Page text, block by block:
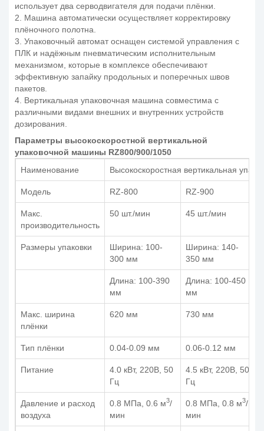
использует два серводвигателя для подачи плёнки.
2. Машина автоматически осуществляет корректировку
плёночного полотна.
3. Упаковочный автомат оснащен системой управления с
ПЛК и надёжным пневматическим исполнительным
механизмом, которые в комплексе обеспечивают
эффективную запайку продольных и поперечных швов
пакетов.
4. Вертикальная упаковочная машина совместима с
различными видами внешних и внутренних устройств
дозирования.
Параметры высокоскоростной вертикальной
упаковочной машины RZ800/900/1050
Наименование
Высокоскоростная вертикальная
Модель RZ-800 RZ-900
Макс.
производительность
50 шт./мин 45 шт./мин
Размеры упаковки
Ширина: 100-
300 мм
Ширина: 140-
350 мм
Длина: 100-390
мм
Длина: 100-450
мм
Макс. ширина
плёнки
620 мм 730 мм
Тип плёнки 0.04-0.09 мм 0.06-0.12 мм
Питание
4.0 кВт, 220В, 50
Гц
4.5 кВт, 220В, 50
Гц
Давление и расход
воздуха
0.8 MПa, 0.6 м3/
мин
0.8 MПa, 0.8 м3/
мин